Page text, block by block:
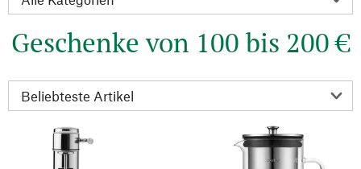
Geschenke von 100 bis 200 €